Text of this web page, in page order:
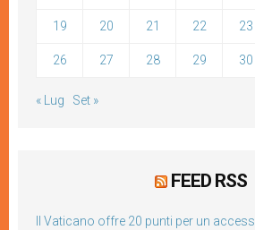
19 20 21 22 23
26 27 28 29 30
« Lug Set »
FEED RSS
Il Vaticano offre 20 punti per un